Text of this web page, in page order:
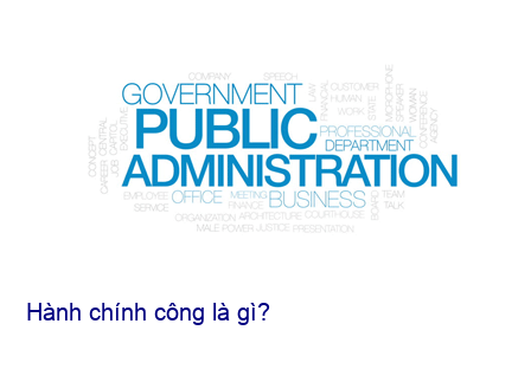
Hành chính công là gì?